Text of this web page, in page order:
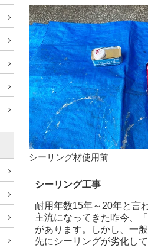
シーリング材使用前
シーリング工事
耐用年数15年～20年と言
主流になってきた昨今、
があります。しかし、一
先にシーリングが劣化し